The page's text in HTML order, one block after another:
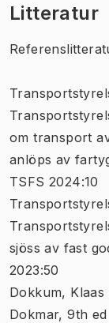
Litteratur
om transport
anlöps av
TSFS 2024:10
sjöss av fast
2023:50
Dokkum,
Dokmar, 9th ed